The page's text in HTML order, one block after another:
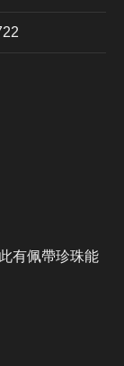
有佩帶珍珠能